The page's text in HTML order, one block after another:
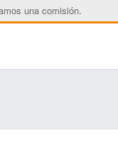
una comisión.